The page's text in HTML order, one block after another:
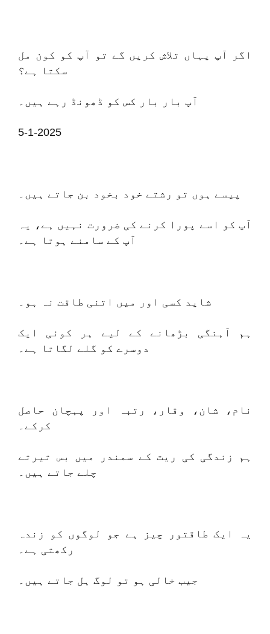
اگر آپ یہاں تلاش کریں گے تو آپ کو کون مل
سکتا ہے؟
آپ بار بار کس کو ڈھونڈ رہے ہیں۔
5-1-2025
پیسے ہوں تو رشتے خود بخود بن جاتے ہیں۔
آپ کو اسے پورا کرنے کی ضرورت نہیں ہے، یہ
آپ کے سامنے ہوتا ہے۔
شاید کسی اور میں اتنی طاقت نہ ہو۔
ہم آہنگی بڑھانے کے لیے ہر کوئی ایک
دوسرے کو گلے لگاتا ہے۔
نام، شان، وقار، رتبہ اور پہچان حاصل
کرکے۔
ہم زندگی کی ریت کے سمندر میں بس تیرتے
چلے جاتے ہیں۔
یہ ایک طاقتور چیز ہے جو لوگوں کو زندہ
رکھتی ہے۔
جیب خالی ہو تو لوگ ہل جاتے ہیں۔